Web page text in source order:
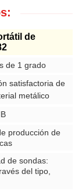
de
de 1 grado
satisfactoria de
metálico
producción de
de sondas:
del tipo,